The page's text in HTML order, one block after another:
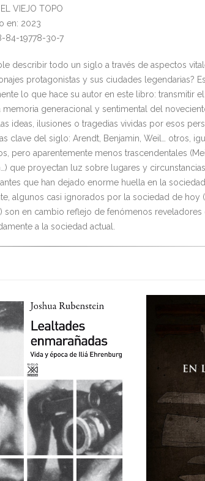
VIEJO TOPO
en: 2023
84-19778-30-7
describir todo un siglo a través de aspectos
protagonistas y sus ciudades legendarias?
lo que hace su autor en este libro: transmitir
memoria generacional y sentimental del
ideas, ilusiones o tragedias vividas por esos
clave del siglo: Arendt, Benjamin, Weil… otros,
pero aparentemente menos trascendentales
que proyectan luz sobre lugares y
que han dejado enorme huella en la
algunos casi ignorados por la sociedad de hoy
son en cambio reflejo de fenómenos reveladores
a la sociedad actual.